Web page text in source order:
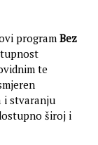
programBez
te
i stvaranju
široj i